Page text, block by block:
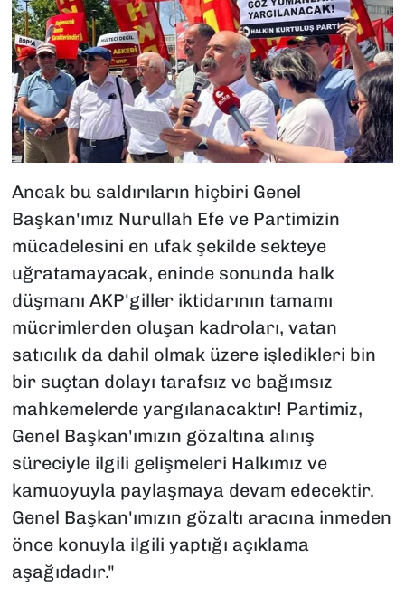
Ancak bu saldırıların hiçbiri Genel
Başkan'ımız Nurullah Efe ve Partimizin
mücadelesini en ufak şekilde sekteye
uğratamayacak, eninde sonunda halk
düşmanı AKP'giller iktidarının tamamı
mücrimlerden oluşan kadroları, vatan
satıcılık da dahil olmak üzere işledikleri bin
bir suçtan dolayı tarafsız ve bağımsız
mahkemelerde yargılanacaktır! Partimiz,
Genel Başkan'ımızın gözaltına alınış
süreciyle ilgili gelişmeleri Halkımız ve
kamuoyuyla paylaşmaya devam edecektir.
Genel Başkan'ımızın gözaltı aracına inmeden
önce konuyla ilgili yaptığı açıklama
aşağıdadır."